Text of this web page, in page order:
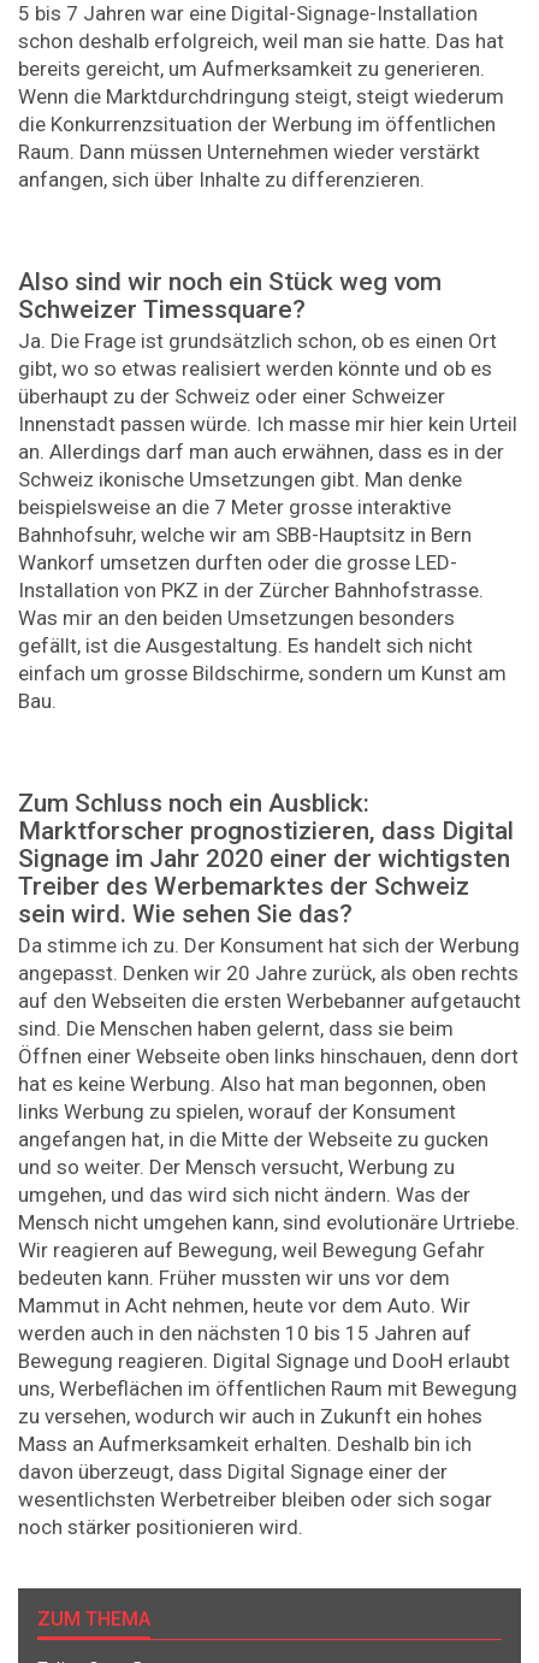
5 bis 7 Jahren war eine Digital-Signage-Installation
schon deshalb erfolgreich, weil man sie hatte. Das hat
bereits gereicht, um Aufmerksamkeit zu generieren.
Wenn die Marktdurchdringung steigt, steigt wiederum
die Konkurrenzsituation der Werbung im öffentlichen
Raum. Dann müssen Unternehmen wieder verstärkt
anfangen, sich über Inhalte zu differenzieren.
Also sind wir noch ein Stück weg vom
Schweizer Timessquare?
Ja. Die Frage ist grundsätzlich schon, ob es einen Ort
gibt, wo so etwas realisiert werden könnte und ob es
überhaupt zu der Schweiz oder einer Schweizer
Innenstadt passen würde. Ich masse mir hier kein Urteil
an. Allerdings darf man auch erwähnen, dass es in der
Schweiz ikonische Umsetzungen gibt. Man denke
beispielsweise an die 7 Meter grosse interaktive
Bahnhofsuhr, welche wir am SBB-Hauptsitz in Bern
Wankorf umsetzen durften oder die grosse LED-
Installation von PKZ in der Zürcher Bahnhofstrasse.
Was mir an den beiden Umsetzungen besonders
gefällt, ist die Ausgestaltung. Es handelt sich nicht
einfach um grosse Bildschirme, sondern um Kunst am
Bau.
Zum Schluss noch ein Ausblick:
Marktforscher prognostizieren, dass Digital
Signage im Jahr 2020 einer der wichtigsten
Treiber des Werbemarktes der Schweiz
sein wird. Wie sehen Sie das?
Da stimme ich zu. Der Konsument hat sich der Werbung
angepasst. Denken wir 20 Jahre zurück, als oben rechts
auf den Webseiten die ersten Werbebanner aufgetaucht
sind. Die Menschen haben gelernt, dass sie beim
Öffnen einer Webseite oben links hinschauen, denn dort
hat es keine Werbung. Also hat man begonnen, oben
links Werbung zu spielen, worauf der Konsument
angefangen hat, in die Mitte der Webseite zu gucken
und so weiter. Der Mensch versucht, Werbung zu
umgehen, und das wird sich nicht ändern. Was der
Mensch nicht umgehen kann, sind evolutionäre Urtriebe.
Wir reagieren auf Bewegung, weil Bewegung Gefahr
bedeuten kann. Früher mussten wir uns vor dem
Mammut in Acht nehmen, heute vor dem Auto. Wir
werden auch in den nächsten 10 bis 15 Jahren auf
Bewegung reagieren. Digital Signage und DooH erlaubt
uns, Werbeflächen im öffentlichen Raum mit Bewegung
zu versehen, wodurch wir auch in Zukunft ein hohes
Mass an Aufmerksamkeit erhalten. Deshalb bin ich
davon überzeugt, dass Digital Signage einer der
wesentlichsten Werbetreiber bleiben oder sich sogar
noch stärker positionieren wird.
ZUM THEMA